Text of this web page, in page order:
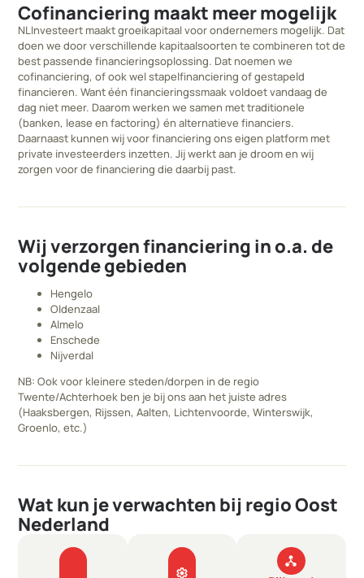
Cofinanciering maakt meer mogelijk
NLInvesteert maakt groeikapitaal voor ondernemers mogelijk. Dat
doen we door verschillende kapitaalsoorten te combineren tot de
best passende financieringsoplossing. Dat noemen we
cofinanciering, of ook wel stapelfinanciering of gestapeld
financieren. Want één financieringssmaak voldoet vandaag de
dag niet meer. Daarom werken we samen met traditionele
(banken, lease en factoring) én alternatieve financiers.
Daarnaast kunnen wij voor financiering ons eigen platform met
private investeerders inzetten. Jij werkt aan je droom en wij
zorgen voor de financiering die daarbij past.
Wij verzorgen financiering in o.a. de
volgende gebieden
Hengelo
Oldenzaal
Almelo
Enschede
Nijverdal
NB: Ook voor kleinere steden/dorpen in de regio
Twente/Achterhoek ben je bij ons aan het juiste adres
(Haaksbergen, Rijssen, Aalten, Lichtenvoorde, Winterswijk,
Groenlo, etc.)
Wat kun je verwachten bij regio Oost
Nederland
settings
network_node